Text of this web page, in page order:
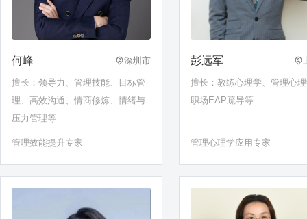
何峰 深圳市
擅长：领导力、管理技能、目标管
理、高效沟通、情商修炼、情绪与
压力管理等
管理效能提升专家
彭远军
擅长：教练心理学、管理心
职场EAP疏导等
管理心理学应用专家